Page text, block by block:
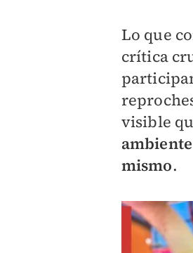
Lo que
crítica
visible
mismo.